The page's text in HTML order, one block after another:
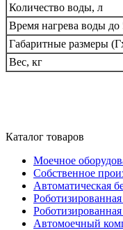
Количество воды, л
Время нагрева воды
Габаритные размеры
Вес, кг
Каталог товаров
Моечное
Собственное
Автоматическая
Автомоечный